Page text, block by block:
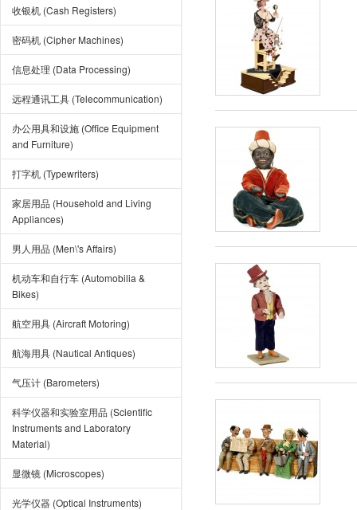
收银机 (Cash Registers)
密码机 (Cipher Machines)
信息处理 (Data Processing)
远程通讯工具 (Telecommunication)
办公用具和设施 (Office Equipment
and Furniture)
打字机 (Typewriters)
家居用品 (Household and Living
Appliances)
男人用品 (Men\'s Affairs)
机动车和自行车 (Automobilia &
Bikes)
航空用具 (Aircraft Motoring)
航海用具 (Nautical Antiques)
气压计 (Barometers)
科学仪器和实验室用品 (Scientific
Instruments and Laboratory
Material)
显微镜 (Microscopes)
光学仪器 (Optical Instruments)